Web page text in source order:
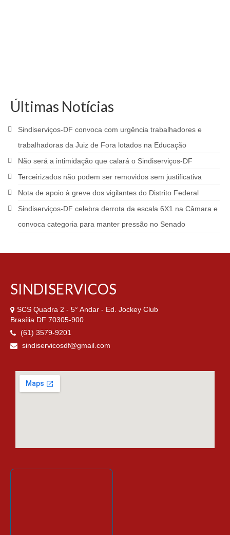
Últimas Notícias
Sindiserviços-DF convoca com urgência trabalhadores e
trabalhadoras da Juiz de Fora lotados na Educação
Não será a intimidação que calará o Sindiserviços-DF
Terceirizados não podem ser removidos sem justificativa
Nota de apoio à greve dos vigilantes do Distrito Federal
Sindiserviços-DF celebra derrota da escala 6X1 na Câmara e
convoca categoria para manter pressão no Senado
SINDISERVICOS
SCS Quadra 2 - 5° Andar - Ed. Jockey Club
Brasília DF 70305-900
(61) 3579-9201
sindiservicosdf@gmail.com